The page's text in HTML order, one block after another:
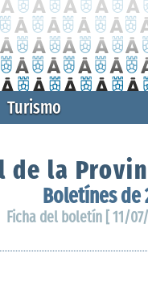
Turismo
la
Boletínes de
Ficha del boletín [ 11/